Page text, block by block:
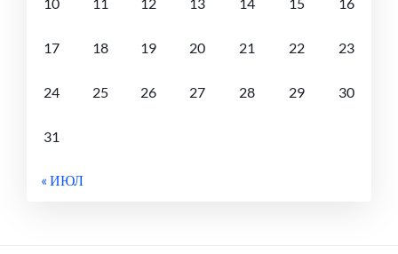
17 18 19 20 21 22 23
24 25 26 27 28 29 30
31
« ИЮЛ